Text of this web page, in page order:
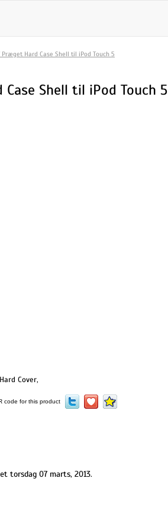
Hard Case Shell til iPod Touch 5
Shell til iPod Touch 5
Cover,
torsdag 07 marts, 2013.